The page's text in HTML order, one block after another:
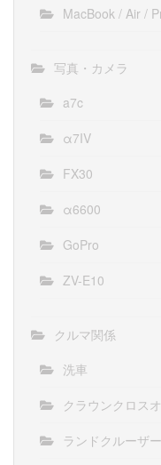
MacBook / Air /
写真・カメラ
a7c
α7IV
FX30
α6600
GoPro
ZV-E10
クルマ関係
洗車
クラウンクロス
ランドクルーザ